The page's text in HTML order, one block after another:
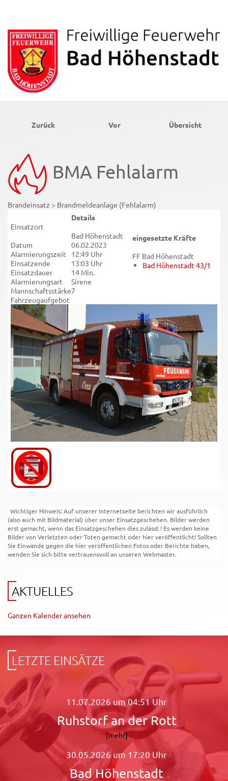
Zurück Vor Übersicht
BMA Fehlalarm
Brandeinsatz > Brandmeldeanlage (Fehlalarm)
Einsatzort
Details
Bad Höhenstadt
Datum
06.02.2023
Alarmierungszeit
12:49 Uhr
Einsatzende
13:03 Uhr
Einsatzdauer
14 Min.
Alarmierungsart
Sirene
Mannschaftsstärke7
eingesetzte Kräfte
FF Bad Höhenstadt
Bad Höhenstadt 43/1
Fahrzeugaufgebot
Wichtiger Hinweis: Auf unserer Internetseite berichten wir ausführlich
(also auch mit Bildmaterial) über unser Einsatzgeschehen. Bilder werden
erst gemacht, wenn das Einsatzgeschehen dies zulässt ! Es werden keine
Bilder von Verletzten oder Toten gemacht oder hier veröffentlicht! Sollten
Sie Einwände gegen die hier veröffentlichen Fotos oder Berichte haben,
wenden Sie sich bitte vertrauensvoll an unseren Webmaster.
AKTUELLES
Ganzen Kalender ansehen
LETZTE EINSÄTZE
11.07.2026 um 04:51 Uhr
Ruhstorf an der Rott
[mehr]
30.05.2026 um 17:20 Uhr
Bad Höhenstadt